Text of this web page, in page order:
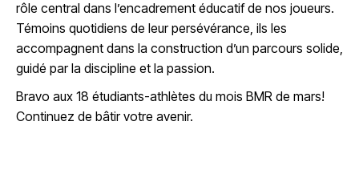
rôle central dans l’encadrement éducatif de nos joueurs.
Témoins quotidiens de leur persévérance, ils les
accompagnent dans la construction d’un parcours solide,
guidé par la discipline et la passion.
Bravo aux 18 étudiants-athlètes du mois BMR de mars!
Continuez de bâtir votre avenir.